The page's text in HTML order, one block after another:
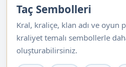
Taç Sembolleri
Kral, kraliçe, klan adı ve oyun
kraliyet temalı sembollerle
oluşturabilirsiniz.